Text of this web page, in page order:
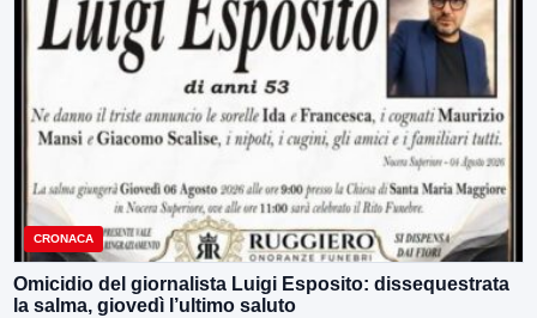
CRONACA
Omicidio del giornalista Luigi Esposito: dissequestrata
la salma, giovedì l’ultimo saluto